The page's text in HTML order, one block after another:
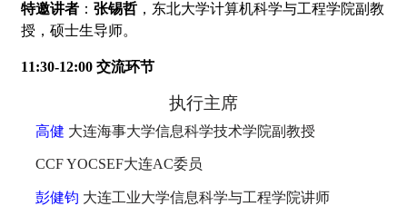
特邀讲者 ： 张锡哲 ，东北大学计算机科学与工程学院副教
授，硕士生导师。
11:30-12:00 交流环节
执行主席
高健 大连海事大学信息科学技术学院副教授
CCF YOCSEF大连AC委员
彭健钧 大连工业大学信息科学与工程学院讲师